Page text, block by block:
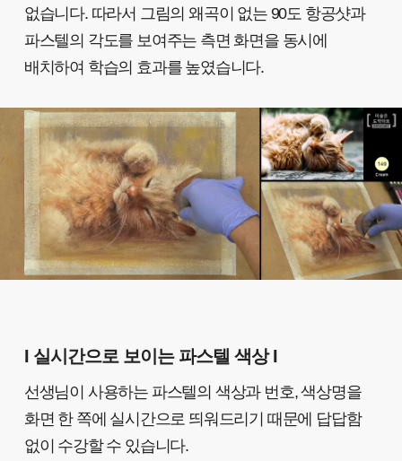
없습니다. 따라서 그림의 왜곡이 없는 90도 항공샷과
파스텔의 각도를 보여주는 측면 화면을 동시에
배치하여 학습의 효과를 높였습니다.
I 실시간으로 보이는 파스텔 색상 I
선생님이 사용하는 파스텔의 색상과 번호, 색상명을
화면 한 쪽에 실시간으로 띄워드리기 때문에 답답함
없이 수강할 수 있습니다.